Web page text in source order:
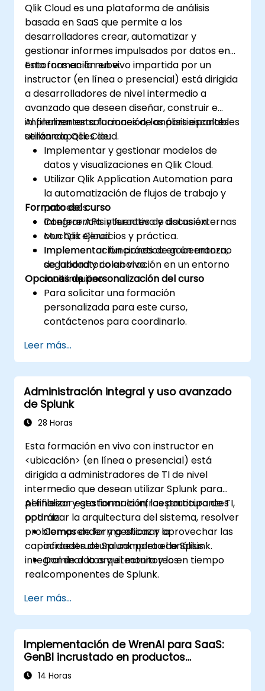
Qlik Cloud es una plataforma de análisis
basada en SaaS que permite a los
desarrolladores crear, automatizar y
gestionar informes impulsados por datos en
entornos en la nube.
Esta formación en vivo impartida por un
instructor (en línea o presencial) está dirigida
a desarrolladores de nivel intermedio a
avanzado que deseen diseñar, construir e
implementar soluciones de análisis escalables
utilizando Qlik Cloud.
Al finalizar esta formación, los participantes
serán capaces de:
Implementar y gestionar modelos de
datos y visualizaciones en Qlik Cloud.
Utilizar Qlik Application Automation para
la automatización de flujos de trabajo y
procesos.
Integrar APIs y fuentes de datos externas
con Qlik Cloud.
Implementar funciones de gobernanza,
seguridad y colaboración en un entorno
multiinquilino.
Formato del curso
Conferencia interactiva y discusión.
Muchas ejercicios y práctica.
Implementación práctica en un entorno
de laboratorio en vivo.
Opciones de personalización del curso
Para solicitar una formación
personalizada para este curso,
contáctenos para coordinarlo.
Leer más...
Administración integral y uso avanzado
de Splunk
28 Horas
Esta formación en vivo con instructor en
<ubicación> (en línea o presencial) está
dirigida a administradores de TI de nivel
intermedio que desean utilizar Splunk para
perfilesar y gestionar la infraestructura de TI,
optimizar la arquitectura del sistema, resolver
problemas de forma eficaz y aprovechar las
capacidades de Splunk para el análisis
integral de datos y el monitoreo en tiempo
real.
Al finalizar esta formación, los participantes
podrán:
Comprender y gestionar la
infraestructura completa de Splunk.
Dominar la arquitectura y los
componentes de Splunk.
avanzados de manera efectiva.
Aprovechar al máximo las capacidades
de Splunk para el análisis de datos, el
monitoreo y la generación de informes.
Administrar entradas de datos, gestión de
usuarios y configuraciones del sistema.
Leer más...
Implementación de WrenAI para SaaS:
GenBI incrustado en productos
orientados al cliente
14 Horas